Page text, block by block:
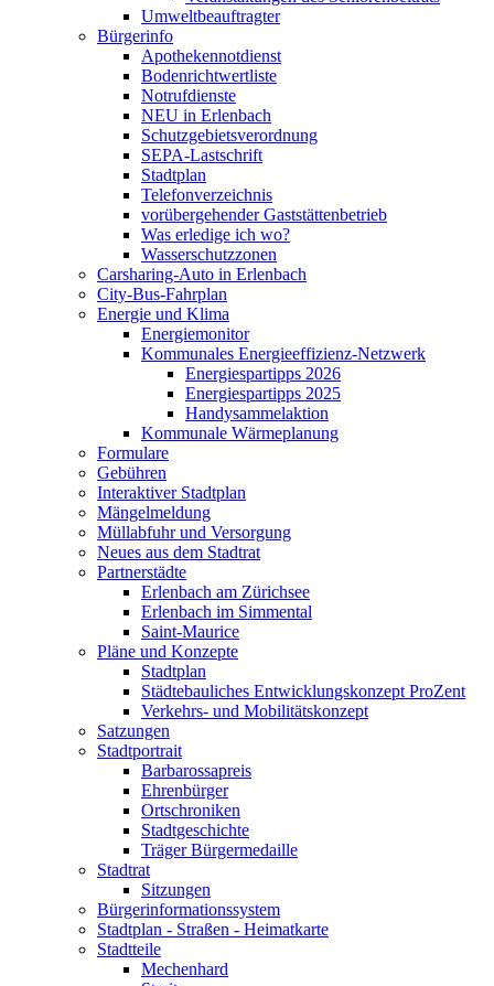
Umweltbeauftragter
Bürgerinfo
Apothekennotdienst
Bodenrichtwertliste
Notrufdienste
NEU in Erlenbach
Schutzgebietsverordnung
SEPA-Lastschrift
Stadtplan
Telefonverzeichnis
vorübergehender Gaststättenbetrieb
Was erledige ich wo?
Wasserschutzzonen
Carsharing-Auto in Erlenbach
City-Bus-Fahrplan
Energie und Klima
Energiemonitor
Kommunales Energieeffizienz-Netzwerk
Energiespartipps 2026
Energiespartipps 2025
Handysammelaktion
Kommunale Wärmeplanung
Formulare
Gebühren
Interaktiver Stadtplan
Mängelmeldung
Müllabfuhr und Versorgung
Neues aus dem Stadtrat
Partnerstädte
Erlenbach am Zürichsee
Erlenbach im Simmental
Saint-Maurice
Pläne und Konzepte
Stadtplan
Städtebauliches Entwicklungskonzept ProZent
Verkehrs- und Mobilitätskonzept
Satzungen
Stadtportrait
Barbarossapreis
Ehrenbürger
Ortschroniken
Stadtgeschichte
Träger Bürgermedaille
Stadtrat
Sitzungen
Bürgerinformationssystem
Stadtplan - Straßen - Heimatkarte
Stadtteile
Mechenhard